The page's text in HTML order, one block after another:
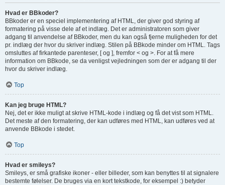
Hvad er BBkoder?
BBkoder er en speciel implementering af HTML, der giver god styring af
formatering på visse dele af et indlæg. Det er administratoren som giver
adgang til anvendelse af BBkoder, men du kan også fjerne muligheden for det
pr. indlæg der hvor du skriver indlæg. Stilen på BBkode minder om HTML. Tags
omsluttes af firkantede parenteser, [ og ], fremfor < og >. For at få mere
information om BBkode, se da venligst vejledningen som der er adgang til der
hvor du skriver indlæg.
Top
Kan jeg bruge HTML?
Nej, det er ikke muligt at skrive HTML-kode i indlæg og få det vist som HTML.
Det meste af den formatering, der kan udføres med HTML, kan udføres ved at
anvende BBkode i stedet.
Top
Hvad er smileys?
Smileys, er små grafiske ikoner - eller billeder, som kan benyttes til at signalere
bestemte følelser. De bruges via en kort tekstkode, for eksempel :) betyder